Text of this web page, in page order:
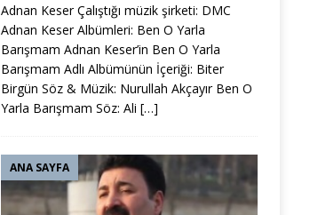
Adnan Keser Çalıştığı müzik şirketi: DMC
Adnan Keser Albümleri: Ben O Yarla
Barışmam Adnan Keser’in Ben O Yarla
Barışmam Adlı Albümünün İçeriği: Biter
Birgün Söz & Müzik: Nurullah Akçayır Ben O
Yarla Barışmam Söz: Ali […]
ANA SAYFA